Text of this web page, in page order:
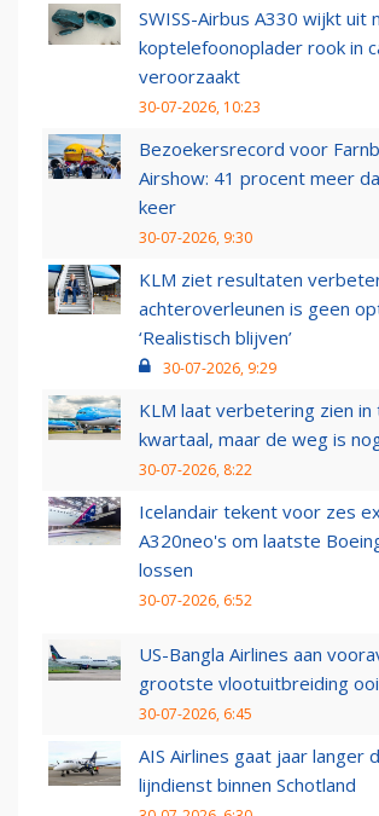
SWISS-Airbus A330 wijkt uit
koptelefoonoplader rook in
veroorzaakt
30-07-2026, 10:23
Bezoekersrecord voor
Airshow: 41 procent meer
keer
30-07-2026, 9:30
KLM ziet resultaten
achteroverleunen is geen
‘Realistisch blijven’
30-07-2026, 9:29
KLM laat verbetering zien
kwartaal, maar de weg is
30-07-2026, 8:22
Icelandair tekent voor zes
A320neo's om laatste
lossen
30-07-2026, 6:52
US-Bangla Airlines aan
grootste vlootuitbreiding
30-07-2026, 6:45
AIS Airlines gaat jaar langer
lijndienst binnen Schotland